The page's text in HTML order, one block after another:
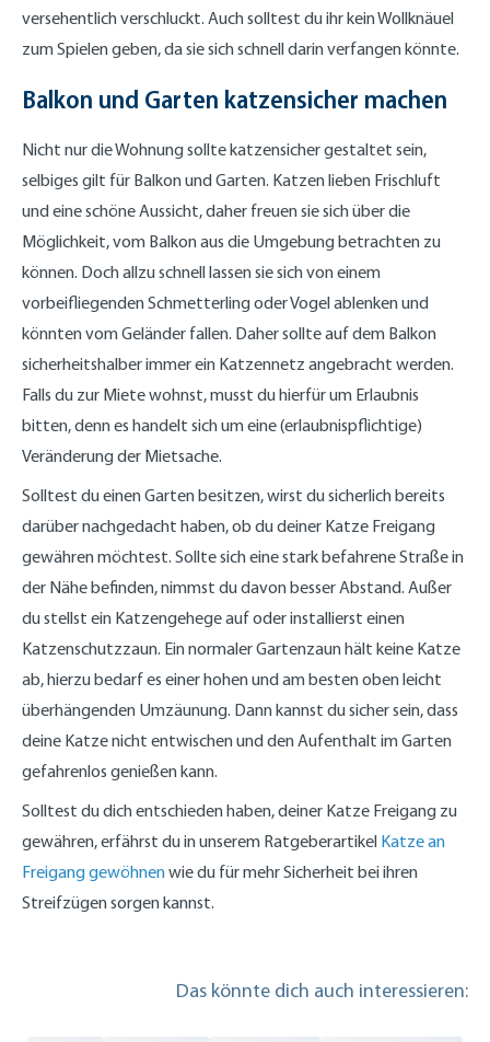
versehentlich verschluckt. Auch solltest du ihr kein Wollknäuel
zum Spielen geben, da sie sich schnell darin verfangen könnte.
Balkon und Garten katzensicher machen
Nicht nur die Wohnung sollte katzensicher gestaltet sein,
selbiges gilt für Balkon und Garten. Katzen lieben Frischluft
und eine schöne Aussicht, daher freuen sie sich über die
Möglichkeit, vom Balkon aus die Umgebung betrachten zu
können. Doch allzu schnell lassen sie sich von einem
vorbeifliegenden Schmetterling oder Vogel ablenken und
könnten vom Geländer fallen. Daher sollte auf dem Balkon
sicherheitshalber immer ein Katzennetz angebracht werden.
Falls du zur Miete wohnst, musst du hierfür um Erlaubnis
bitten, denn es handelt sich um eine (erlaubnispflichtige)
Veränderung der Mietsache.
Solltest du einen Garten besitzen, wirst du sicherlich bereits
darüber nachgedacht haben, ob du deiner Katze Freigang
gewähren möchtest. Sollte sich eine stark befahrene Straße in
der Nähe befinden, nimmst du davon besser Abstand. Außer
du stellst ein Katzengehege auf oder installierst einen
Katzenschutzzaun. Ein normaler Gartenzaun hält keine Katze
ab, hierzu bedarf es einer hohen und am besten oben leicht
überhängenden Umzäunung. Dann kannst du sicher sein, dass
deine Katze nicht entwischen und den Aufenthalt im Garten
gefahrenlos genießen kann.
Solltest du dich entschieden haben, deiner Katze Freigang zu
gewähren, erfährst du in unserem Ratgeberartikel Katze an
Freigang gewöhnenwie du für mehr Sicherheit bei ihren
Streifzügen sorgen kannst.
Das könnte dich auch interessieren: